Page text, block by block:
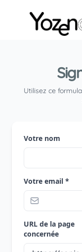
Yozenco -
Utilisez ce
Votre nom
Votre email *
URL de la page
concernée